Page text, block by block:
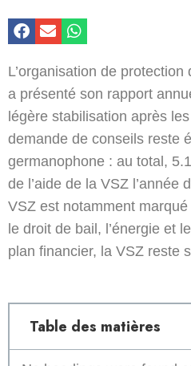
L’organisation de
a présenté son rapport
légère stabilisation après
demande de conseils reste
germanophone : au total,
de l’aide de la VSZ l’année
VSZ est notamment
le droit de bail, l’énergie et
plan financier, la VSZ reste
Table des matières